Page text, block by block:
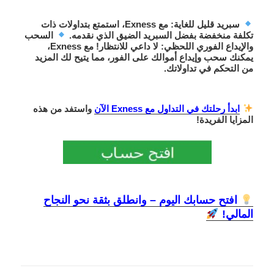
سبريد قليل للغاية
: مع Exness، استمتع بتداولات ذات
تكلفة منخفضة بفضل السبريد الضيق الذي نقدمه.
السحب
والإيداع الفوري اللحظي
: لا داعي للانتظار! مع Exness،
يمكنك سحب وإيداع أموالك على الفور، مما يتيح لك المزيد
من التحكم في تداولاتك.
ابدأ رحلتك في التداول مع Exness الآن
واستفد من هذه
المزايا الفريدة!
افتح حسابك اليوم – وانطلق بثقة نحو النجاح
المالي!